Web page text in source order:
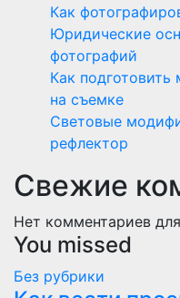
Как
Юридические
фотографий
Как
на съемке
Световые
рефлектор
Свежие
Нет комментариев
You missed
Без рубрики